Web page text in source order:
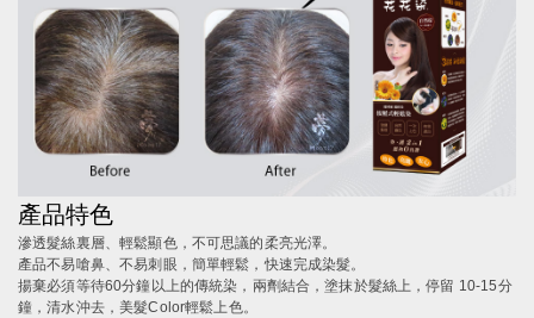
產品特色
滲透髮絲裏層、輕鬆顯色，不可思議的柔亮光澤。
產品不易嗆鼻、不易刺眼，簡單輕鬆，快速完成染髮。
揚棄必須等待60分鐘以上的傳統染，兩劑結合，塗抹於髮絲上，停留 10-15分
鐘，清水沖去，美髮Color輕鬆上色。